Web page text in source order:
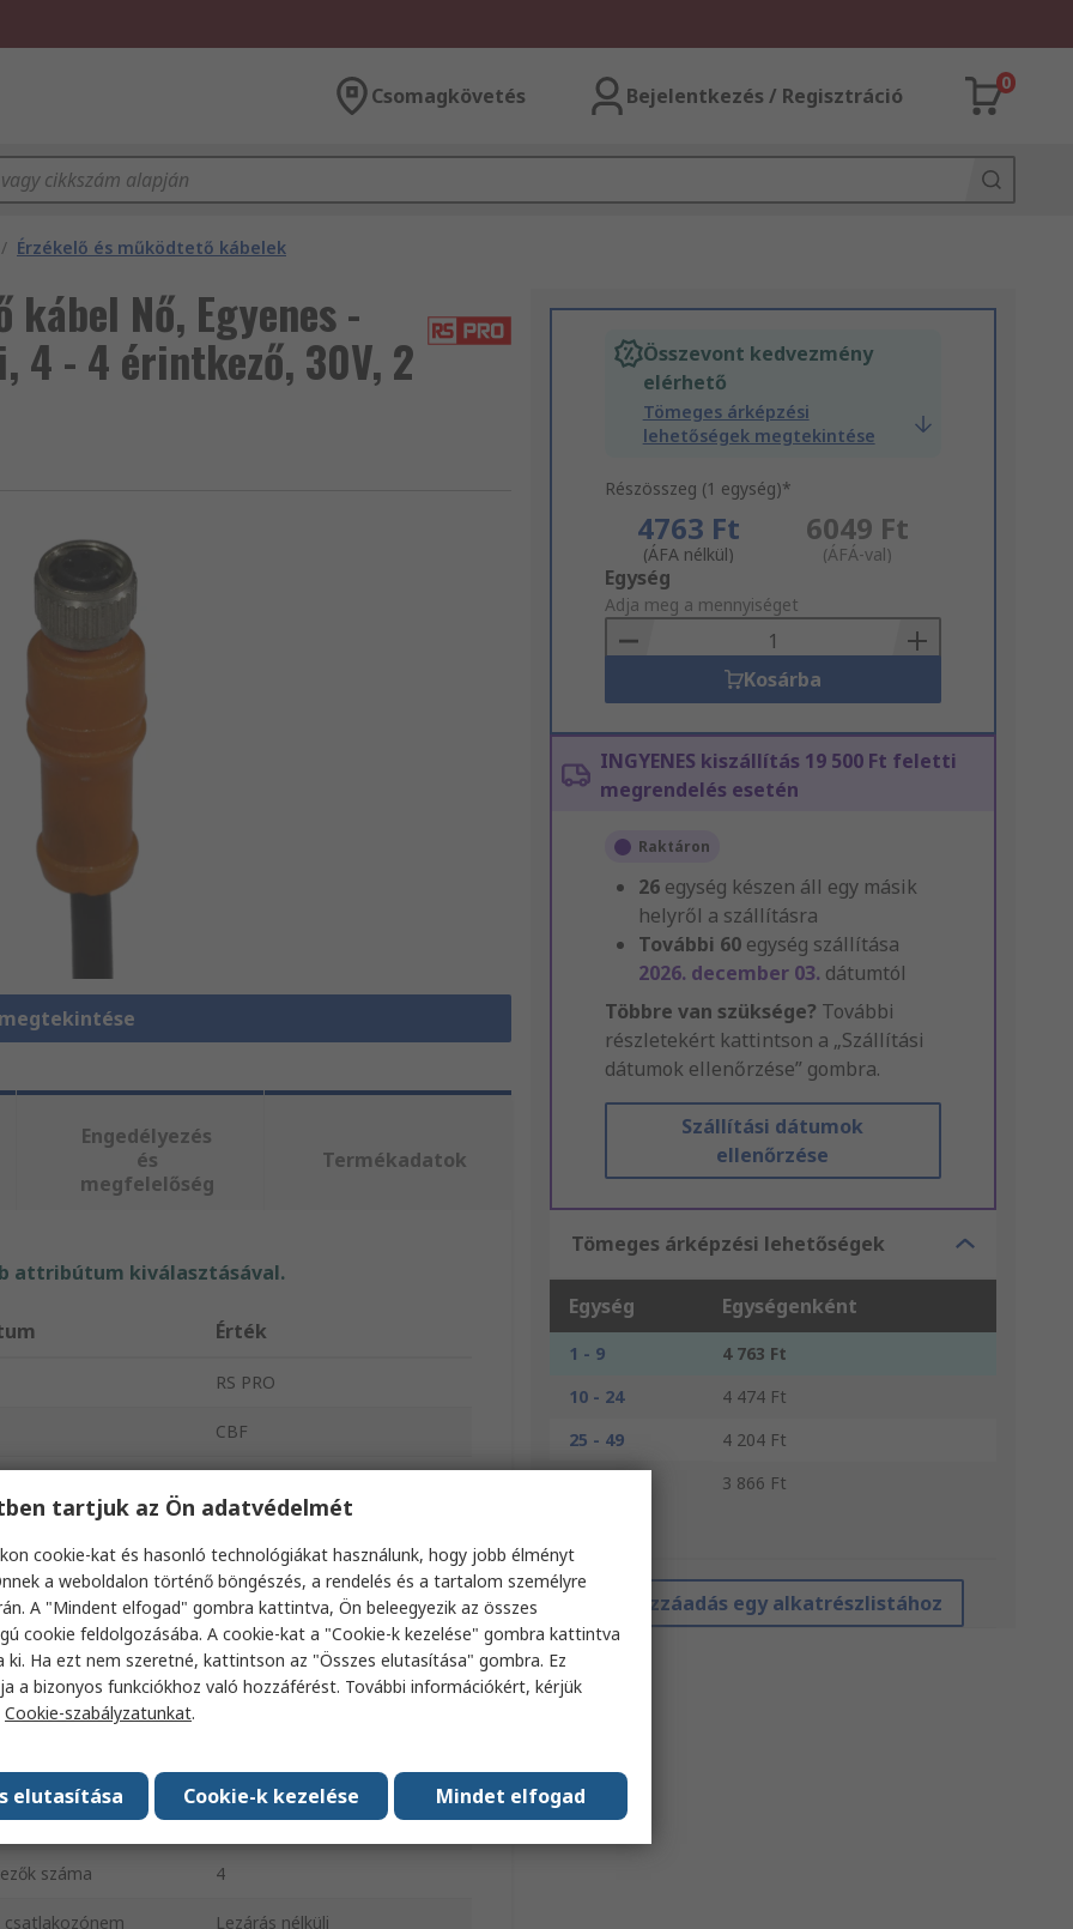
Csomagkövetés Bejelentkezés / Regisztráció
0
/ Érzékelő és működtető kábelek
kábel Nő, Egyenes -
4 - 4 érintkező, 30V, 2
Összevont kedvezmény
elérhető
Tömeges árképzési
lehetőségek megtekintése
Részösszeg (1 egység)*
4763 Ft
(ÁFA nélkül)
6049 Ft
(ÁFÁ-val)
Add
to
Basket
Egység
Adja meg a mennyiséget
Kosárba
INGYENES kiszállítás 19 500 Ft feletti
megrendelés esetén
Raktáron
26 egység készen áll egy másik
helyről a szállításra
További 60 egység szállítása
2026. december 03. dátumtól
Többre van szüksége? További
részletekért kattintson a „Szállítási
dátumok ellenőrzése” gombra.
Szállítási dátumok
ellenőrzése
Tömeges árképzési lehetőségek
Egység Egységenként
1 - 9
4 763 Ft
10 - 24
4 474 Ft
25 - 49
4 204 Ft
3 866 Ft
Hozzáadás egy alkatrészlistához
Engedélyezés
és
megfelelőség
Termékadatok
attribútum kiválasztásával.
Érték
RS PRO
CBF
Fekete
Polivinil-klorid
típusú csatlakozó Egyenes
csatlakozónem
száma 4
típusú csatlakozó Szabad vége
száma 4
csatlakozónem Lezárás nélküli
tartjuk az Ön adatvédelmét
cookie-kat és hasonló technológiákat használunk, hogy jobb élményt
a weboldalon történő böngészés, a rendelés és a tartalom személyre
A "Mindent elfogad" gombra kattintva, Ön beleegyezik az összes
cookie feldolgozásába. A cookie-kat a "Cookie-k kezelése" gombra kattintva
ki. Ha ezt nem szeretné, kattintson az "Összes elutasítása" gombra. Ez
a bizonyos funkciókhoz való hozzáférést. További információkért, kérjük
Cookie-szabályzatunkat.
Mindet elfogad
Cookie-k kezelése
elutasítása